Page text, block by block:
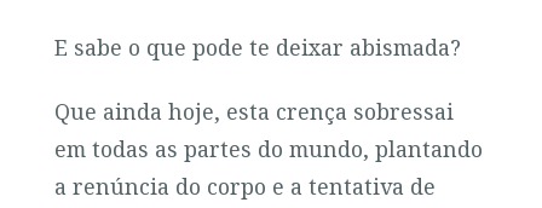
E sabe o que pode te deixar abismada?
Que ainda hoje, esta crença sobressai
em todas as partes do mundo, plantando
a renúncia do corpo e a tentativa de